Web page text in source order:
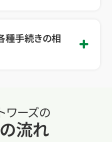
種手続きの相
ワーズの
流れ